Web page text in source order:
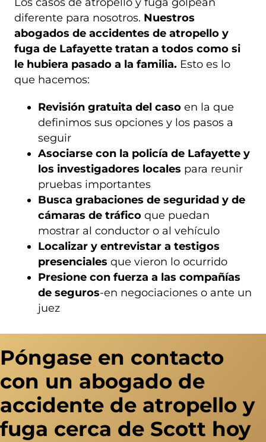
diferente para nosotros. Nuestros
abogados de accidentes de atropello y
fuga de Lafayette tratan a todos como si
le hubiera pasado a la familia. Esto es lo
que hacemos:
Revisión gratuita del caso en la que
definimos sus opciones y los pasos a
seguir
Asociarse con la policía de Lafayette y
los investigadores locales para reunir
pruebas importantes
Busca grabaciones de seguridad y de
cámaras de tráfico que puedan
mostrar al conductor o al vehículo
Localizar y entrevistar a testigos
presenciales que vieron lo ocurrido
Presione con fuerza a las compañías
de seguros-en negociaciones o ante un
juez
Póngase en contacto
con un abogado de
accidente de atropello y
fuga cerca de Scott hoy